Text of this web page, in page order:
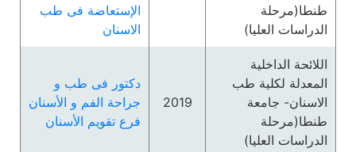
طنطا(مرحلة
الدراسات العليا)
الإستعاضة فى طب
الاسنان
اللائحة الداخلية
المعدلة لكلية طب
الاسنان- جامعة
طنطا(مرحلة
الدراسات العليا)
2019
دكتور فى طب و
جراحة الفم و الأسنان
فرع تقويم الأسنان